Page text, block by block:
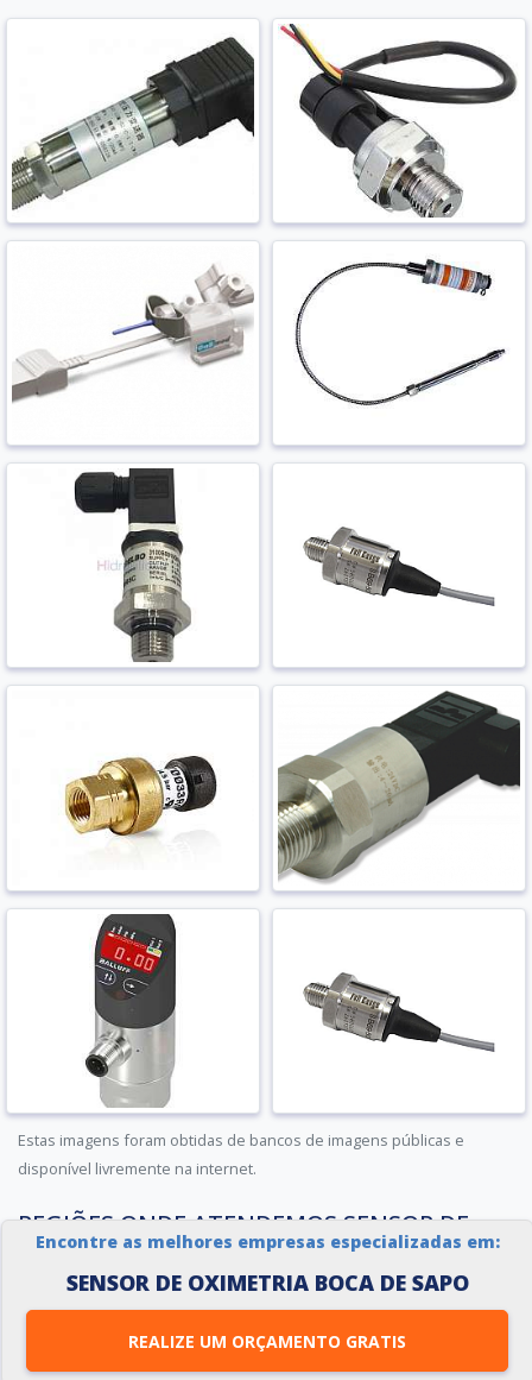
Encontre as melhores empresas especializadas em:
SENSOR DE OXIMETRIA BOCA DE SAPO
REALIZE UM ORÇAMENTO GRATIS
Estas imagens foram obtidas de bancos de imagens públicas e
disponível livremente na internet.
REGIÕES ONDE ATENDEMOS SENSOR DE
OXIMETRIA BOCA DE SAPO